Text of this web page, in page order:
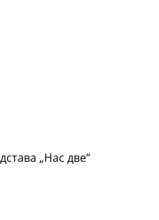
„Нас две“